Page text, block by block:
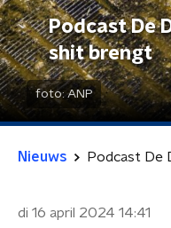
Podcast De
shit brengt
foto: ANP
Nieuws Podcast De
di 16 april 2024 14:41